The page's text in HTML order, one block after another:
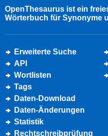
OpenThesaurus ist ein
Wörterbuch für Synonyme
Erweiterte Suche
API
Wortlisten
Tags
Daten-Download
Daten-Änderungen
Statistik
Rechtschreibprüfung